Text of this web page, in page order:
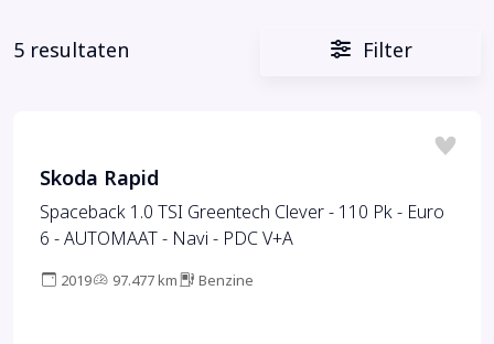
5 resultaten Filter
Skoda Rapid
Spaceback 1.0 TSI Greentech Clever - 110 Pk - Euro
6 - AUTOMAAT - Navi - PDC V+A
2019 97.477 km Benzine